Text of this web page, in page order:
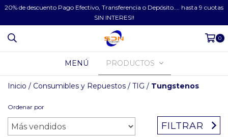
20% de descuento Pago Efectivo, Transferencia o Depósito.... hasta 9 cuotas
SIN INTERES!!
0
MENÚ PRODUCTOS
Inicio / Consumibles y Repuestos / TIG / Tungstenos
Ordenar por
FILTRAR